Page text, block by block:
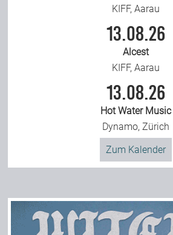
KIFF, Aarau
13.08.26
Alcest
KIFF, Aarau
13.08.26
Hot Water Music
Dynamo, Zürich
Zum Kalender